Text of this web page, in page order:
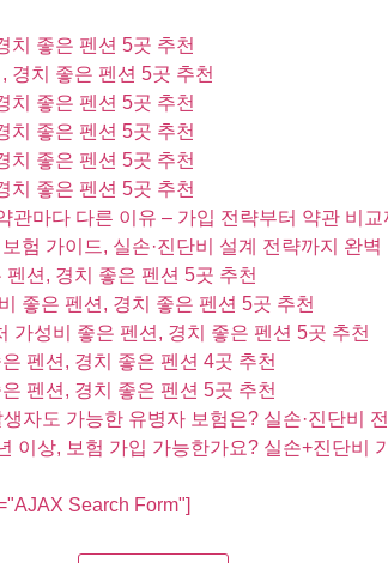
치 좋은 펜션 5곳 추천
경치 좋은 펜션 5곳 추천
치 좋은 펜션 5곳 추천
치 좋은 펜션 5곳 추천
치 좋은 펜션 5곳 추천
치 좋은 펜션 5곳 추천
관마다 다른 이유 – 가입 전략부터 약관 비
험 가이드, 실손·진단비 설계 전략까지 완벽
션, 경치 좋은 펜션 5곳 추천
좋은 펜션, 경치 좋은 펜션 5곳 추천
가성비 좋은 펜션, 경치 좋은 펜션 5곳 추천
펜션, 경치 좋은 펜션 4곳 추천
펜션, 경치 좋은 펜션 5곳 추천
자도 가능한 유병자 보험은? 실손·진단비
이상, 보험 가입 가능한가요? 실손+진단비
Search Form"]